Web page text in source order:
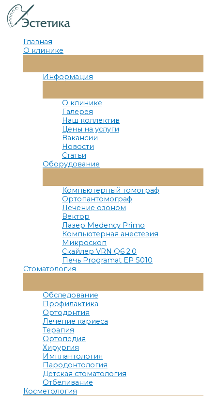
Перейти
к
содержимому
Главная
О клинике
Меню
Информация
Меню
О клинике
Галерея
Наш коллектив
Цены на услуги
Вакансии
Новости
Статьи
Оборудование
Меню
Компьютерный томограф
Ортопантомограф
Лечение озоном
Вектор
Лазер Medency Primo
Компьютерная анестезия
Микроскоп
Скайлер VRN Q6 2.0
Печь Programat EP 5010
Стоматология
Меню
Обследование
Профилактика
Ортодонтия
Лечение кариеса
Терапия
Ортопедия
Хирургия
Имплантология
Пародонтология
Детская стоматология
Отбеливание
Косметология